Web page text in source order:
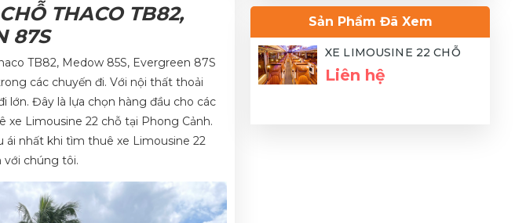
THACO TB82,
87S
TB82, Medow 85S, Evergreen 87S
các chuyến đi. Với nội thất thoải
lớn. Đây là lựa chọn hàng đầu cho các
xe Limousine 22 chỗ tại Phong Cảnh.
ái nhất khi tìm thuê xe Limousine 22
với chúng tôi.
Sản Phẩm Đã Xem
XE LIMOUSINE 22 CHỖ
Liên hệ